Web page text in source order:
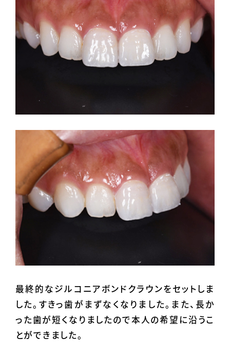
最終的なジルコニアボンドクラウンをセットしま
した。すきっ歯がまずなくなりました。また、長か
った歯が短くなりましたので本人の希望に沿うこ
とができました。